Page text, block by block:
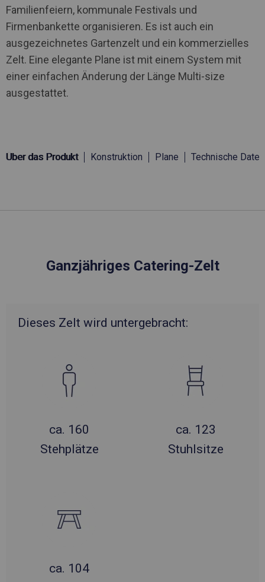
Familienfeiern, kommunale Festivals und
Firmenbankette organisieren. Es ist auch ein
ausgezeichnetes Gartenzelt und ein kommerzielles
Zelt. Eine elegante Plane ist mit einem System mit
einer einfachen Änderung der Länge Multi-size
ausgestattet.
Über das Produkt Konstruktion Plane Technische Daten
Ganzjähriges Catering-Zelt
Dieses Zelt wird untergebracht:
ca. 160
Stehplätze
ca. 123
Stuhlsitze
ca. 104